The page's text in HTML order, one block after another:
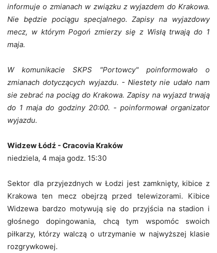
informuje o zmianach w związku z wyjazdem do Krakowa.
Nie będzie pociągu specjalnego. Zapisy na wyjazdowy
mecz, w którym Pogoń zmierzy się z Wisłą trwają do 1
maja.
W komunikacie SKPS "Portowcy" poinformowało o
zmianach dotyczących wyjazdu. - Niestety nie udało nam
sie zebrać na pociąg do Krakowa. Zapisy na wyjazd trwają
do 1 maja do godziny 20:00. - poinformował organizator
wyjazdu.
Widzew Łódź - Cracovia Kraków
niedziela, 4 maja godz. 15:30
Sektor dla przyjezdnych w Łodzi jest zamknięty, kibice z
Krakowa ten mecz obejrzą przed telewizorami. Kibice
Widzewa bardzo motywują się do przyjścia na stadion i
głośnego dopingowania, chcą tym wspomóc swoich
piłkarzy, którzy walczą o utrzymanie w najwyższej klasie
rozgrywkowej.